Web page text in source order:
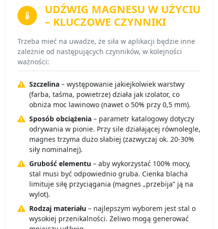
UDŹWIG MAGNESU W UŻYCIU
– KLUCZOWE CZYNNIKI
Trzeba mieć na uwadze, że siła w aplikacji będzie inne
zależnie od następujących czynników, w kolejności
ważności:
Szczelina – występowanie jakiejkolwiek warstwy
(farba, taśma, powietrze) działa jak izolator, co
obniża moc lawinowo (nawet o 50% przy 0,5 mm).
Sposób obciążenia – parametr katalogowy dotyczy
odrywania w pionie. Przy sile działającej równolegle,
magnes trzyma dużo słabiej (zazwyczaj ok. 20-30%
siły nominalnej).
Grubość elementu – aby wykorzystać 100% mocy,
stal musi być odpowiednio gruba. Cienka blacha
limituje siłę przyciągania (magnes „przebija” ją na
wylot).
Rodzaj materiału – najlepszym wyborem jest stal o
wysokiej przenikalności. Żeliwo mogą generować